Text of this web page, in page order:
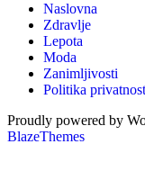
Naslovna
Zdravlje
Lepota
Moda
Zanimljivosti
Politika
Proudly powered by
BlazeThemes